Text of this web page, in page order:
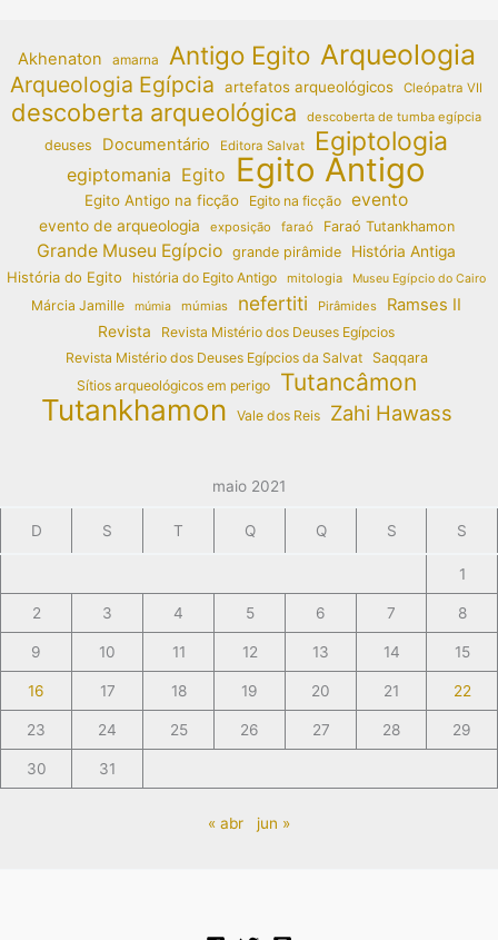
Akhenaton amarna Antigo Egito Arqueologia
Arqueologia Egípcia artefatos arqueológicos Cleópatra VII
descoberta arqueológica descoberta de tumba egípcia
deuses Documentário Editora Salvat Egiptologia
egiptomania Egito Egito Antigo
Egito Antigo na ficção Egito na ficção evento
evento de arqueologia exposição faraó Faraó Tutankhamon
Grande Museu Egípcio grande pirâmide
História Antiga
História do Egito
história do Egito Antigo mitologia Museu Egípcio do Cairo
Márcia Jamille múmia múmias nefertiti Pirâmides Ramses II
Revista
Revista Mistério dos Deuses Egípcios
Revista Mistério dos Deuses Egípcios da Salvat
Saqqara
Sítios arqueológicos em perigo
Tutancâmon
Tutankhamon Vale dos Reis Zahi Hawass
maio 2021
D S T Q Q S S
1
2 3 4 5 6 7 8
9 10 11 12 13 14 15
16 17 18 19 20 21 22
23 24 25 26 27 28 29
30 31
« abr jun »